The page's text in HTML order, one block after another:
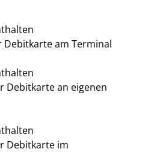
am Terminal
Debitkarte an eigenen
Debitkarte im